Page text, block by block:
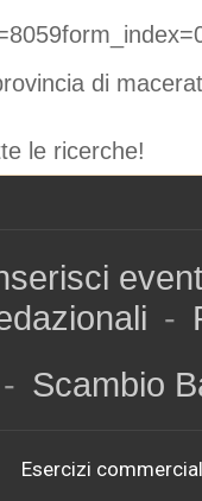
di
le ricerche!
-
- Scambio
Esercizi